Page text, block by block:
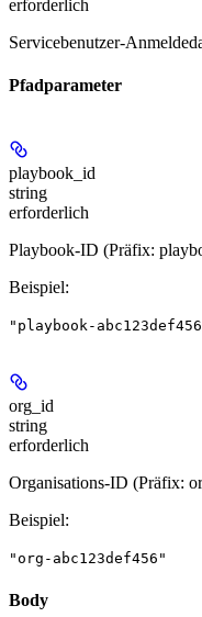
erforderlich
Servicebenutzer-
Pfadparameter
playbook_id
string
erforderlich
Playbook-ID (Präfix:
Beispiel:
"playbook-
org_id
string
erforderlich
Organisations-ID (Präfix:
Beispiel:
"org-abc123def456"
Body